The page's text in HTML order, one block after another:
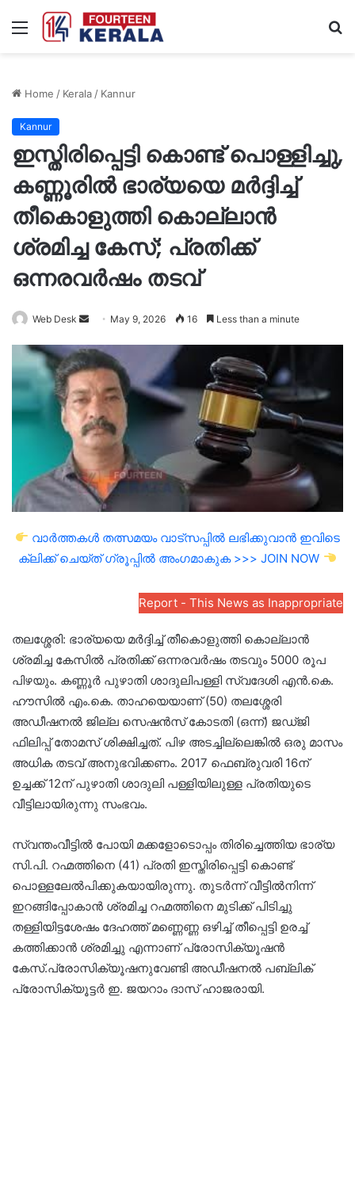
Menu
Home / Kerala/ Kannur
Kannur
ഇസ്തിരിപ്പെട്ടി കൊണ്ട് പൊള്ളിച്ചു,
കണ്ണൂരിൽ ഭാര്യയെ മര്‍ദ്ദിച്ച്
തീകൊളുത്തി കൊല്ലാന്‍
ശ്രമിച്ച കേസ്‌; പ്രതിക്ക്
ഒന്നരവര്‍ഷം തടവ്
Web Desk
Send
email
May 9, 2026 16 Less than a minute
വാർത്തകൾ തത്സമയം വാട്സപ്പിൽ ലഭിക്കുവാൻ ഇവിടെ
ക്ലിക്ക് ചെയ്ത് ഗ്രൂപ്പിൽ അംഗമാകുക >>> JOIN NOW
Report - This News as Inappropriate
തലശ്ശേരി: ഭാര്യയെ മര്‍ദ്ദിച്ച് തീകൊളുത്തി കൊല്ലാന്‍
ശ്രമിച്ച കേസില്‍ പ്രതിക്ക് ഒന്നരവര്‍ഷം തടവും 5000 രൂപ
പിഴയും. കണ്ണൂർ പുഴാതി ശാദുലിപള്ളി സ്വദേശി എന്‍.കെ.
ഹൗസില്‍ എം.കെ. താഹയെയാണ് (50) തലശ്ശേരി
അഡീഷനല്‍ ജില്ല സെഷന്‍സ് കോടതി (ഒന്ന്) ജഡ്ജി
ഫിലിപ്പ് തോമസ് ശിക്ഷിച്ചത്. പിഴ അടച്ചില്ലെങ്കില്‍ ഒരു മാസം
അധിക തടവ് അനുഭവിക്കണം. 2017 ഫെബ്രുവരി 16ന്
ഉച്ചക്ക് 12ന് പുഴാതി ശാദുലി പള്ളിയിലുള്ള പ്രതിയുടെ
വീട്ടിലായിരുന്നു സംഭവം.
സ്വന്തംവീട്ടില്‍ പോയി മക്കളോടൊപ്പം തിരിച്ചെത്തിയ ഭാര്യ
സി.പി. റഹ്മത്തിനെ (41) പ്രതി ഇസ്തിരിപ്പെട്ടി കൊണ്ട്
പൊള്ളലേല്‍പിക്കുകയായിരുന്നു. തുടര്‍ന്ന് വീട്ടില്‍നിന്ന്
ഇറങ്ങിപ്പോകാന്‍ ശ്രമിച്ച റഹ്മത്തിനെ മുടിക്ക് പിടിച്ചു
തള്ളിയിട്ടശേഷം ദേഹത്ത് മണ്ണെണ്ണ ഒഴിച്ച് തീപ്പെട്ടി ഉരച്ച്
കത്തിക്കാന്‍ ശ്രമിച്ചു എന്നാണ് പ്രോസിക്യൂഷന്‍
കേസ്.പ്രോസിക്യൂഷനുവേണ്ടി അഡീഷനല്‍ പബ്ലിക്
പ്രോസിക്യൂട്ടര്‍ ഇ. ജയറാം ദാസ് ഹാജരായി.